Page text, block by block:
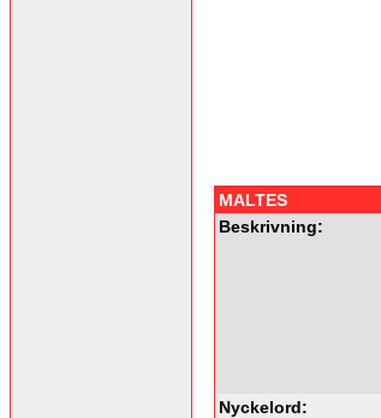
MALTES
Beskrivning:
Nyckelord: